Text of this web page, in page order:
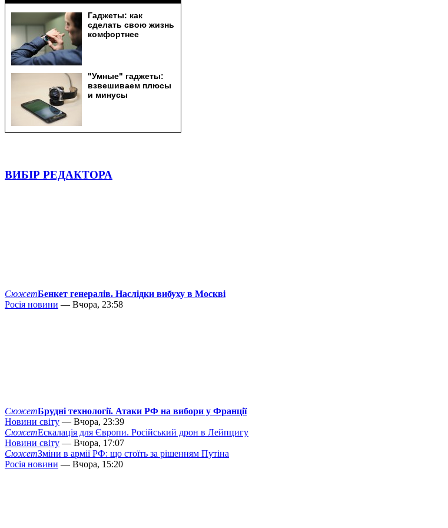
ВИБІР РЕДАКТОРА
СюжетБенкет генералів. Наслідки вибуху в Москві
Росія новини — Вчора, 23:58
СюжетБрудні технології. Атаки РФ на вибори у Франції
Новини світу — Вчора, 23:39
СюжетЕскалація для Європи. Російський дрон в Лейпцигу
Новини світу — Вчора, 17:07
СюжетЗміни в армії РФ: що стоїть за рішенням Путіна
Росія новини — Вчора, 15:20